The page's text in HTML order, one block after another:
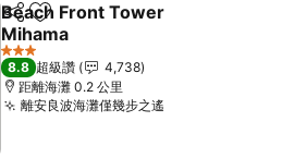
分享 加入我的最愛
Beach Front Tower
Mihama
查看價格
3 星級
8.8 超級讚
4,738
距離海灘 0.2 公里
離安良波海灘僅幾步之遙